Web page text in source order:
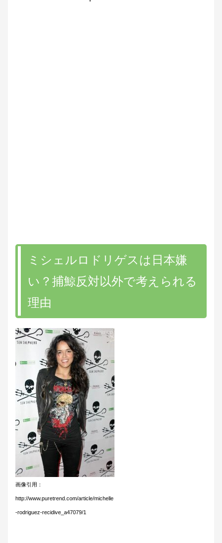
ミシェルロドリゲスは日本嫌
い？捕鯨反対以外で考えられる
理由
画像引用：
http://www.puretrend.com/article/michelle
-rodriguez-recidive_a47079/1